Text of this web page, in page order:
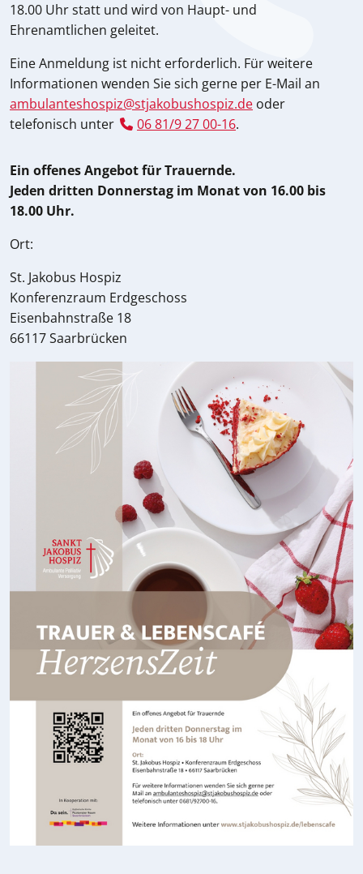
18.00 Uhr statt und wird von Haupt- und
Ehrenamtlichen geleitet.
Eine Anmeldung ist nicht erforderlich. Für weitere
Informationen wenden Sie sich gerne per E-Mail an
ambulanteshospiz@stjakobushospiz.de oder
telefonisch unter
06 81/9 27 00-16.
Ein offenes Angebot für Trauernde.
Jeden dritten Donnerstag im Monat von 16.00 bis
18.00 Uhr.
Ort:
St. Jakobus Hospiz
Konferenzraum Erdgeschoss
Eisenbahnstraße 18
66117 Saarbrücken